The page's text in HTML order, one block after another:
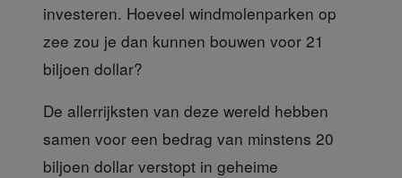
investeren. Hoeveel windmolenparken op
zee zou je dan kunnen bouwen voor 21
biljoen dollar?
De allerrijksten van deze wereld hebben
samen voor een bedrag van minstens 20
biljoen dollar verstopt in geheime